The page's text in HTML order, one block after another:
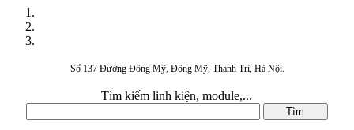
Số 137 Đường Đông Mỹ, Đông Mỹ, Thanh Trì, Hà Nội.
Tìm kiếm linh kiện, module,...